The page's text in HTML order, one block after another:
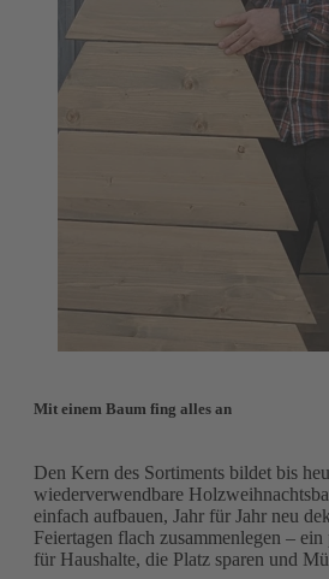
Mit einem Baum fing alles an
Den Kern des Sortiments bildet bis
wiederverwendbare
einfach aufbauen, Jahr für Jahr neu
Feiertagen flach zusammenlegen –
für Haushalte, die Platz sparen und